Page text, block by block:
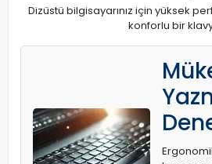
Dizüstü bilgisayarınız için yüksek
konforlu bir